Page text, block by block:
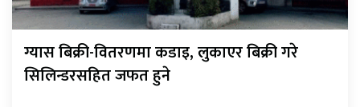
ग्यास बिक्री-वितरणमा कडाइ, लुकाएर बिक्री गरे
सिलिन्डरसहित जफत हुने